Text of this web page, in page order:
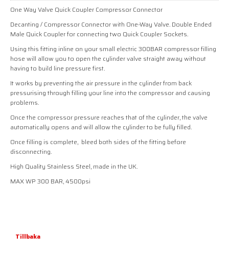
One Way Valve Quick Coupler Compressor Connector
Decanting / Compressor Connector with One-Way Valve. Double Ended
Male Quick Coupler for connecting two Quick Coupler Sockets.
Using this fitting inline on your small electric 300BAR compressor filling
hose will allow you to open the cylinder valve straight away without
having to build line pressure first.
It works by preventing the air pressure in the cylinder from back
pressurising through filling your line into the compressor and causing
problems.
Once the compressor pressure reaches that of the cylinder, the valve
automatically opens and will allow the cylinder to be fully filled.
Once filling is complete, bleed both sides of the fitting before
disconnecting.
High Quality Stainless Steel, made in the UK.
MAX WP 300 BAR, 4500psi
Tillbaka